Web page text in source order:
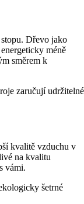
Dřevo jako
méně
směrem k
zaručují udržitelné
kvalitě vzduchu v
na kvalitu
vámi.
šetrné